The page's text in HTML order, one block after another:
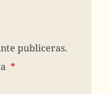
publiceras.
*